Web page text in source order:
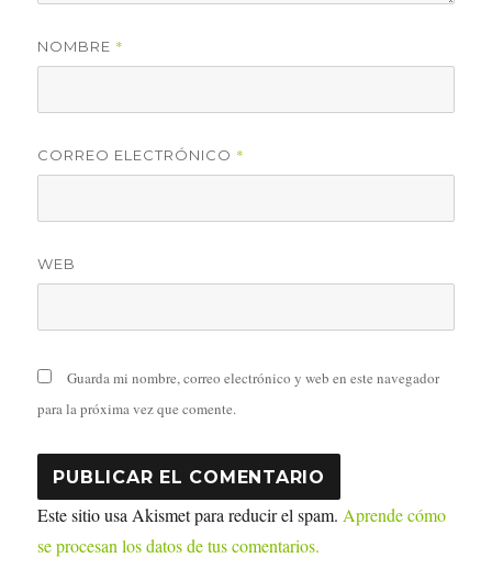
NOMBRE *
CORREO ELECTRÓNICO *
WEB
Guarda mi nombre, correo electrónico y web en este navegador
para la próxima vez que comente.
Este sitio usa Akismet para reducir el spam. Aprende cómo
se procesan los datos de tus comentarios.